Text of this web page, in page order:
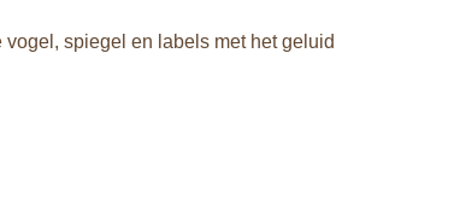
spiegel en labels met het geluid